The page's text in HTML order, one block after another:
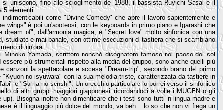
uniscono, fino allo scioglimento del 1988, il bassista Ruyichi Sasai e il
5 elementi.
come "Divine Comedy" che apre il lavoro sapientemente e
wings" è poi un'apoteosi, con le keyboards in primo piano e Igarashi che
of", dall'armonia magica, e "Secret love" molto sinfonica con una
studiato e mai banale, con ottime esecuzioni di tastiera che si scambiano
di un'ora.
Yamada, scrittore nonché disegnatore famoso nel paese del sol
più strumentali rispetto alla media del gruppo, sono anche quelli più
la spettacolare e accesa "Dream-trip", secondo brano del primo
no isyuwara" con la sua melodia triste, caratterizzata da tastiere in
e "Soma no senshi". Un orecchio particolare lo porrei verso il sinfonico
di altri gruppi maggiori giapponesi, ricordandoci a volte i MUGEN o gli
Bisogna inoltre non dimenticare che i testi sono tutti in lingua madre e
è il linguaggio più dolce del mondo; va beh... lo so che non vi frega un